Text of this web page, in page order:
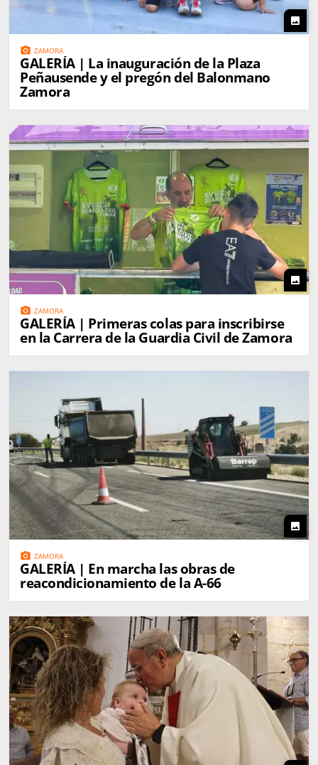
photo
photo_camera ZAMORA
GALERÍA | La inauguración de la Plaza
Peñausende y el pregón del Balonmano
Zamora
photo
photo_camera ZAMORA
GALERÍA | Primeras colas para inscribirse
en la Carrera de la Guardia Civil de Zamora
photo
photo_camera ZAMORA
GALERÍA | En marcha las obras de
reacondicionamiento de la A-66